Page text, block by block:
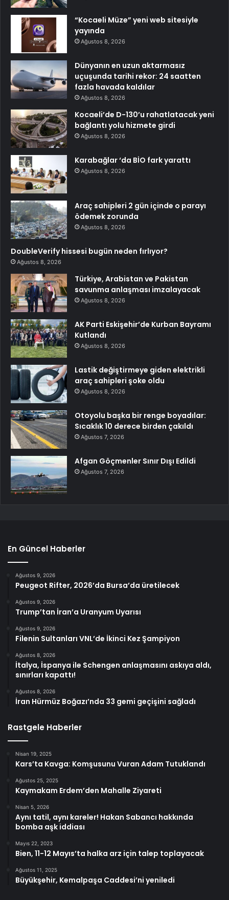
“Kocaeli Müze” yeni web sitesiyle
yayında
Ağustos 8, 2026
Dünyanın en uzun aktarmasız
uçuşunda tarihi rekor: 24 saatten
fazla havada kaldılar
Ağustos 8, 2026
Kocaeli’de D-130’u rahatlatacak yeni
bağlantı yolu hizmete girdi
Ağustos 8, 2026
Karabağlar ‘da BİO fark yarattı
Ağustos 8, 2026
Araç sahipleri 2 gün içinde o parayı
ödemek zorunda
Ağustos 8, 2026
DoubleVerify hissesi bugün neden fırlıyor?
Ağustos 8, 2026
Türkiye, Arabistan ve Pakistan
savunma anlaşması imzalayacak
Ağustos 8, 2026
AK Parti Eskişehir’de Kurban Bayramı
Kutlandı
Ağustos 8, 2026
Lastik değiştirmeye giden elektrikli
araç sahipleri şoke oldu
Ağustos 8, 2026
Otoyolu başka bir renge boyadılar:
Sıcaklık 10 derece birden çakıldı
Ağustos 7, 2026
Afgan Göçmenler Sınır Dışı Edildi
Ağustos 7, 2026
En Güncel Haberler
Ağustos 9, 2026
Peugeot Rifter, 2026’da Bursa’da üretilecek
Ağustos 9, 2026
Trump’tan İran’a Uranyum Uyarısı
Ağustos 9, 2026
Filenin Sultanları VNL’de İkinci Kez Şampiyon
Ağustos 8, 2026
İtalya, İspanya ile Schengen anlaşmasını askıya aldı,
sınırları kapattı!
Ağustos 8, 2026
İran Hürmüz Boğazı’nda 33 gemi geçişini sağladı
Rastgele Haberler
Nisan 19, 2025
Kars’ta Kavga: Komşusunu Vuran Adam Tutuklandı
Ağustos 25, 2025
Kaymakam Erdem’den Mahalle Ziyareti
Nisan 5, 2026
Aynı tatil, aynı kareler! Hakan Sabancı hakkında
bomba aşk iddiası
Mayıs 22, 2023
Bien, 11-12 Mayıs’ta halka arz için talep toplayacak
Ağustos 11, 2025
Büyükşehir, Kemalpaşa Caddesi’ni yeniledi